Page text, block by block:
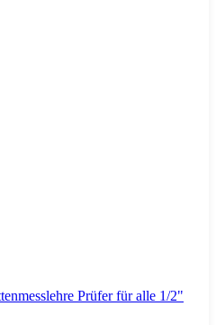
Prüfer für alle 1/2"